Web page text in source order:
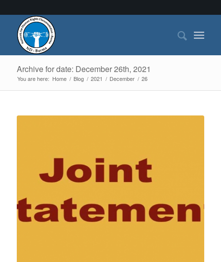
Archive for date: December 26th, 2021
You are here: Home / Blog / 2021 / December / 26